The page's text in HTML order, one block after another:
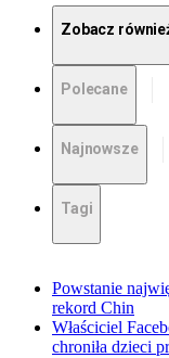
Zobacz
Polecane
Najnowsze
Tagi
Powstanie
rekord Chin
Właściciel
chroniła dzieci